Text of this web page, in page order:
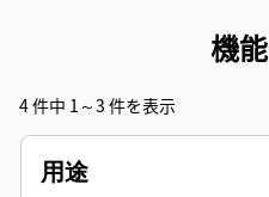
機
4 件中 1～3 件を表示
用途